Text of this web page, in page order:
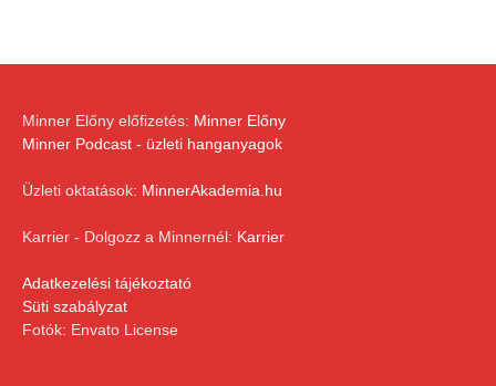
Minner Előny előfizetés: Minner Előny
Minner Podcast - üzleti hanganyagok
Üzleti oktatások: MinnerAkademia.hu
Karrier - Dolgozz a Minnernél: Karrier
Adatkezelési tájékoztató
Süti szabályzat
Fotók: Envato License